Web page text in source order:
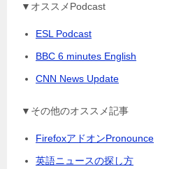
▼オススメPodcast
ESL Podcast
BBC 6 minutes English
CNN News Update
▼その他のオススメ記事
FirefoxアドオンPronounce
英語ニュースの探し方